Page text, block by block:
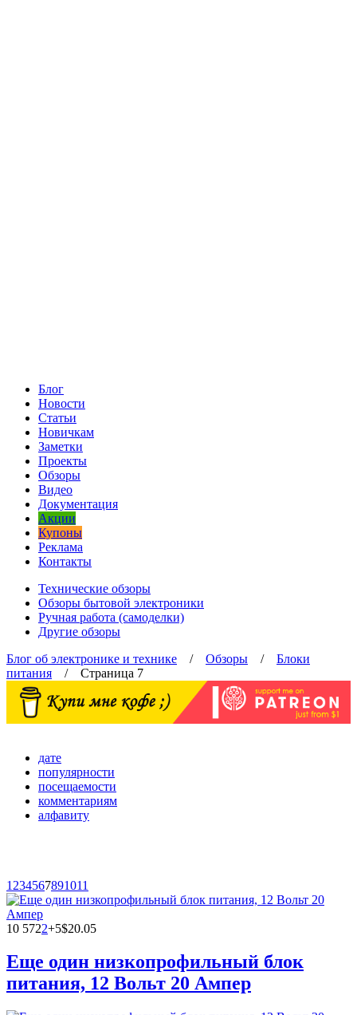
Блог
Новости
Статьи
Новичкам
Заметки
Проекты
Обзоры
Видео
Документация
Акции
Купоны
Реклама
Контакты
Технические обзоры
Обзоры бытовой электроники
Ручная работа (самоделки)
Другие обзоры
Блог об электронике и технике / Обзоры / Блоки
питания / Страница 7
дате
популярности
посещаемости
комментариям
алфавиту
1 234567891011
10 5722+5$20.05
Еще один низкопрофильный блок
питания, 12 Вольт 20 Ампер